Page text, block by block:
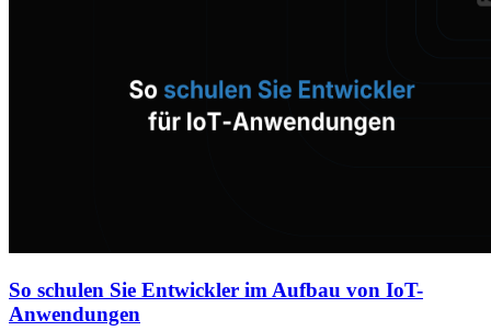
So schulen Sie Entwickler im Aufbau von IoT-
Anwendungen